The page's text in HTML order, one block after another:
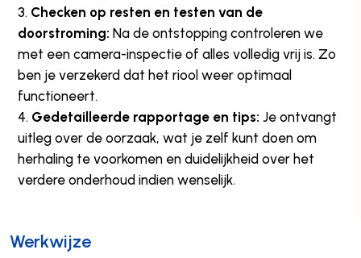
Checken op resten en testen van de
doorstroming: Na de ontstopping controleren we
met een camera-inspectie of alles volledig vrij is. Zo
ben je verzekerd dat het riool weer optimaal
functioneert.
Gedetailleerde rapportage en tips: Je ontvangt
uitleg over de oorzaak, wat je zelf kunt doen om
herhaling te voorkomen en duidelijkheid over het
verdere onderhoud indien wenselijk.
Werkwijze